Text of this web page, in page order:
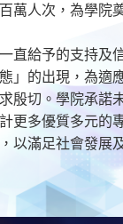
萬人次，為學院
直給予的支持及
」的出現，為適
殷切。學院承諾
更多優質多元的
以滿足社會發展